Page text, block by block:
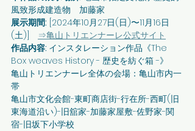
⾵致形成建造物 加藤家
展⽰期間: [2024年10⽉27⽇(⽇)〜11⽉16⽇
(⼟)] ⇒⻲⼭トリエンナーレ公式サイト
作品内容: インスタレーション作品 《The
Box weaves History - 歴史を紡ぐ箱 -》
⻲⼭トリエンナーレ全体の会場：⻲⼭市内⼀
帯
⻲⼭市⽂化会館-東町商店街-⾏在所-⻄町(旧
東海道沿い)-旧舘家-加藤家屋敷-佐野家-関
宿-旧坂下⼩学校